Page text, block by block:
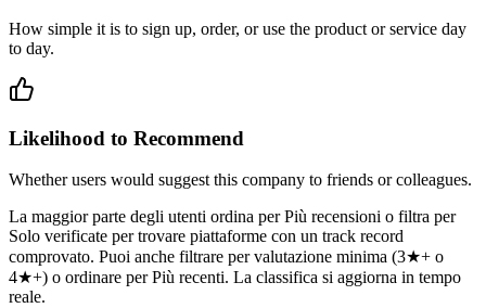
How simple it is to sign up, order, or use the product or service day
to day.
Likelihood to Recommend
Whether users would suggest this company to friends or colleagues.
La maggior parte degli utenti ordina per Più recensioni o filtra per
Solo verificate per trovare piattaforme con un track record
comprovato. Puoi anche filtrare per valutazione minima (3★+ o
4★+) o ordinare per Più recenti. La classifica si aggiorna in tempo
reale.